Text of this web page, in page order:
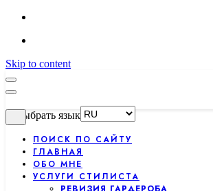
Skip to content
Выбрать язык
ПОИСК ПО САЙТУ
ГЛАВНАЯ
ОБО МНЕ
УСЛУГИ СТИЛИСТА